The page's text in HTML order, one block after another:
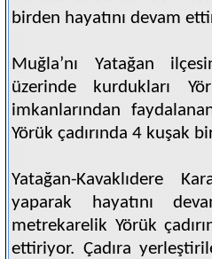
birden hayatını devam
Muğla’nı Yatağan
üzerinde kurdukları
imkanlarından
Yörük çadırında 4 kuşak
Yatağan-Kavaklıdere
yaparak hayatını
metrekarelik Yörük
ettiriyor. Çadıra